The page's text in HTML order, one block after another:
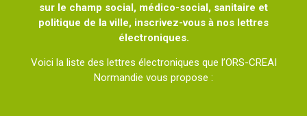
sur le champ social, médico-social, sanitaire et
politique de la ville, inscrivez-vous à nos lettres
électroniques.
Voici la liste des lettres électroniques que l’ORS-CREAI
Normandie vous propose :